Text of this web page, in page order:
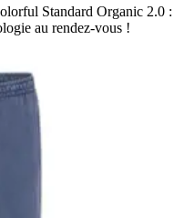
Standard Organic 2.0 :
au rendez-vous !